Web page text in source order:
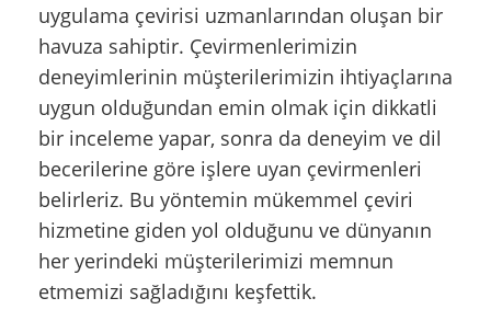
uygulama çevirisi uzmanlarından oluşan bir
havuza sahiptir. Çevirmenlerimizin
deneyimlerinin müşterilerimizin ihtiyaçlarına
uygun olduğundan emin olmak için dikkatli
bir inceleme yapar, sonra da deneyim ve dil
becerilerine göre işlere uyan çevirmenleri
belirleriz. Bu yöntemin mükemmel çeviri
hizmetine giden yol olduğunu ve dünyanın
her yerindeki müşterilerimizi memnun
etmemizi sağladığını keşfettik.